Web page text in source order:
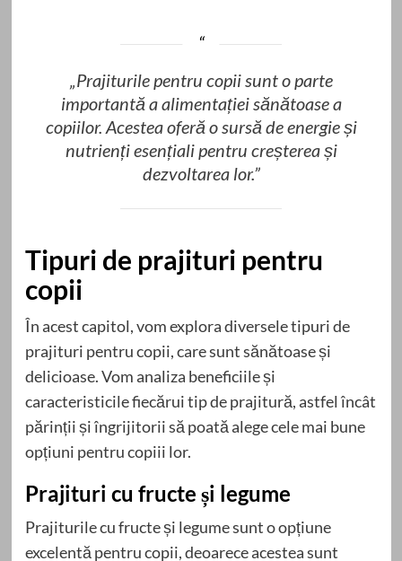
„Prajiturile pentru copii sunt o parte
importantă a alimentației sănătoase a
copiilor. Acestea oferă o sursă de energie și
nutrienți esențiali pentru creșterea și
dezvoltarea lor.”
Tipuri de prajituri pentru
copii
În acest capitol, vom explora diversele tipuri de
prajituri pentru copii, care sunt sănătoase și
delicioase. Vom analiza beneficiile și
caracteristicile fiecărui tip de prajitură, astfel încât
părinții și îngrijitorii să poată alege cele mai bune
opțiuni pentru copiii lor.
Prajituri cu fructe și legume
Prajiturile cu fructe și legume sunt o opțiune
excelentă pentru copii, deoarece acestea sunt